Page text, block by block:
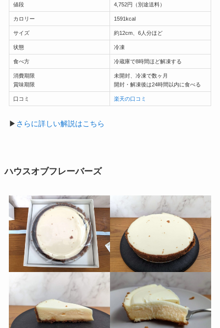
値段 4,752円（別途送料）
カロリー 1591kcal
サイズ 約12cm、6人分ほど
状態 冷凍
食べ方 冷蔵庫で8時間ほど解凍する
消費期限
賞味期限
未開封、冷凍で数ヶ月
開封・解凍後は24時間以内に食べる
口コミ 楽天の口コミ
▶ さらに詳しい解説はこちら
ハウスオブフレーバーズ